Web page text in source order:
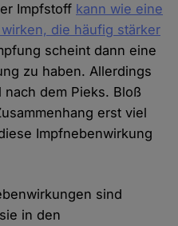
Impfstoff kann wie eine
die häufig stärker
scheint dann eine
zu haben. Allerdings
dem Pieks. Bloß
erst viel
Impfnebenwirkung
sind
in den